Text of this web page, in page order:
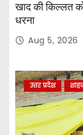
खाद की किल्लत
धरना
Aug 5, 2026
उत्तर प्रदेश